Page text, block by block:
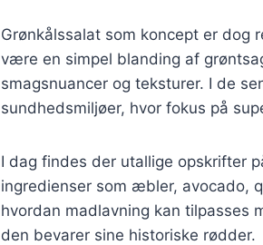
Grønkålssalat som koncept er dog
være en simpel blanding af
smagsnuancer og teksturer. I de
sundhedsmiljøer, hvor fokus på
I dag findes der utallige opskrifter
ingredienser som æbler, avocado,
hvordan madlavning kan tilpasses
den bevarer sine historiske rødder.